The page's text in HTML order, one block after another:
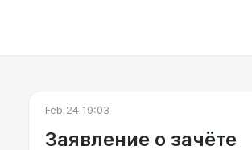
Feb 24 19:03
Заявление о зачёте